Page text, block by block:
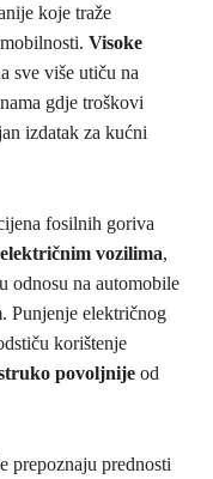
koje traže
Visoke
sve više utiču na
gdje troškovi
izdatak za kućni
fosilnih goriva
električnim vozilima,
odnosu na automobile
Punjenje električnog
korištenje
povoljnije od
prepoznaju prednosti